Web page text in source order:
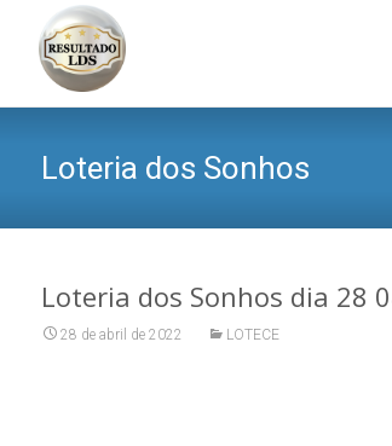
Loteria dos Sonhos
Loteria dos Sonhos dia 28
28 de abril de 2022 LOTECE